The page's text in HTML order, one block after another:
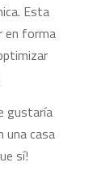
Esta
en forma
gustaría
una casa
sí!